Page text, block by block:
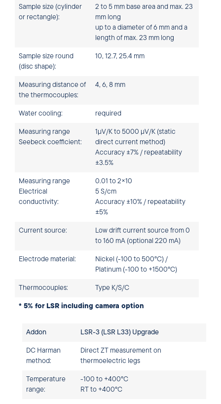
Sample size (cylinder
or rectangle):
2 to 5 mm base area and max. 23
mm long
up to a diameter of 6 mm and a
length of max. 23 mm long
Sample size round
(disc shape):
10, 12.7, 25.4 mm
Measuring distance of
the thermocouples:
4, 6, 8 mm
Water cooling: required
Measuring range
Seebeck coefficient:
1µV/K to 5000 µV/K (static
direct current method)
Accuracy ±7% / repeatability
±3.5%
Measuring range
Electrical
conductivity:
0.01 to 2×10
5 S/cm
Accuracy ±10% / repeatability
±5%
Current source:
Low drift current source from 0
to 160 mA (optional 220 mA)
Electrode material:
Nickel (-100 to 500°C) /
Platinum (-100 to +1500°C)
Thermocouples: Type K/S/C
* 5% for LSR including camera option
Addon LSR-3 (LSR L33) Upgrade
DC Harman
method:
Direct ZT measurement on
thermoelectric legs
Temperature
range:
-100 to +400°C
RT to +400°C